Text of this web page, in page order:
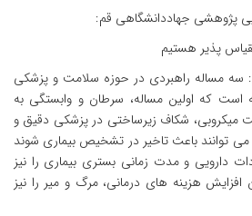
پژوهشی جهاددانشگاهی قم:
پذیر هستیم
مساله راهبردی در حوزه سلامت و پزشکی
است که اولین مساله، سرطان و وابستگی به
میکروبی، شکاف زیرساختی در پزشکی دقیق و
می توانند باعث تاخیر در تشخیص بیماری شوند
دارویی و مدت زمانی بستری بیماری را نیز
هزینه های درمانی، مرگ و میر را نیز